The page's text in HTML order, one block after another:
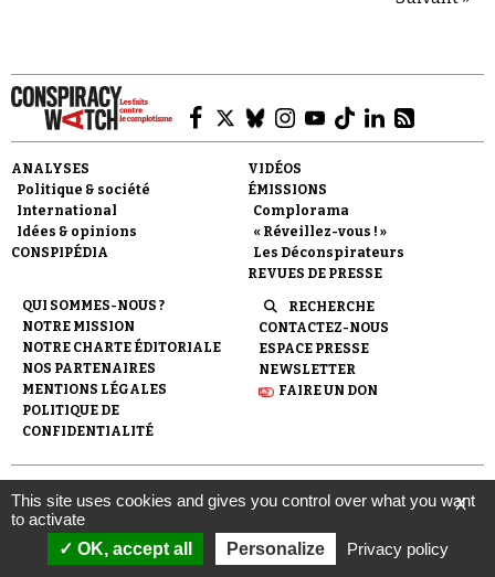
ANALYSES
Politique & société
International
Idées & opinions
CONSPIPÉDIA
VIDÉOS
ÉMISSIONS
Complorama
« Réveillez-vous ! »
Les Déconspirateurs
REVUES DE PRESSE
QUI SOMMES-NOUS ?
NOTRE MISSION
NOTRE CHARTE ÉDITORIALE
NOS PARTENAIRES
MENTIONS LÉGALES
POLITIQUE DE
CONFIDENTIALITÉ
RECHERCHE
CONTACTEZ-NOUS
ESPACE PRESSE
NEWSLETTER
FAIRE UN DON
© 2007- 2026 Conspiracy Watch | Une réalisation de
l'Observatoire du conspirationnisme (association loi de 1901) avec
le soutien de la Fondation pour la Mémoire de la Shoah.
X
This site uses cookies and gives you control over what you want
to activate
OK, accept all
Personalize Privacy policy